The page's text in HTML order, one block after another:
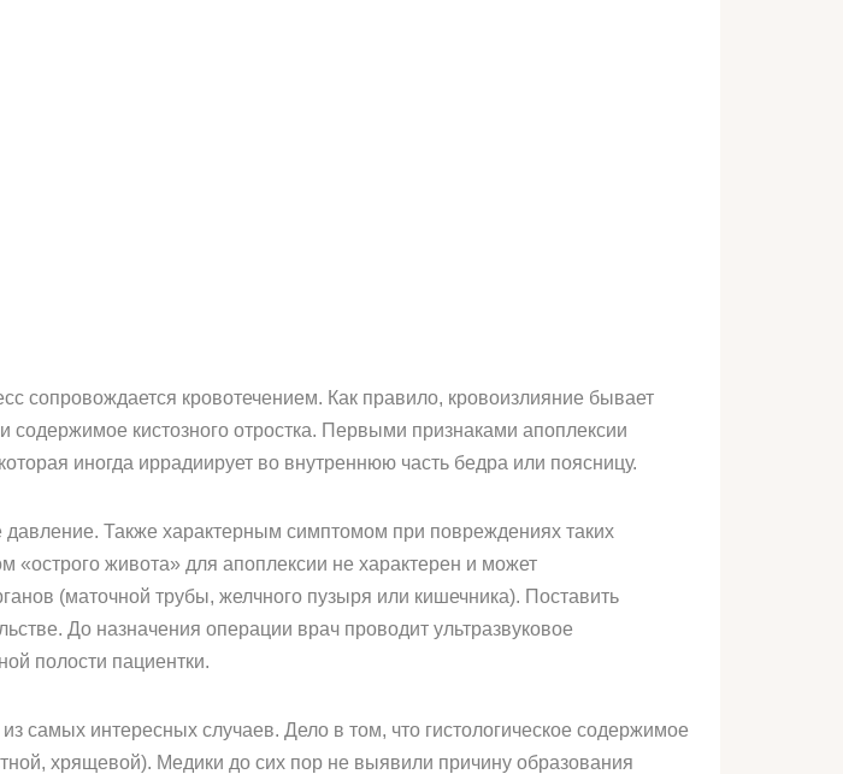
сопровождается кровотечением. Как правило, кровоизлияние бывает
содержимое кистозного отростка. Первыми признаками апоплексии
иногда иррадиирует во внутреннюю часть бедра или поясницу.
давление. Также характерным симптомом при повреждениях таких
живота» для апоплексии не характерен и может
(маточной трубы, желчного пузыря или кишечника). Поставить
До назначения операции врач проводит ультразвуковое
полости пациентки.
самых интересных случаев. Дело в том, что гистологическое содержимое
хрящевой). Медики до сих пор не выявили причину образования